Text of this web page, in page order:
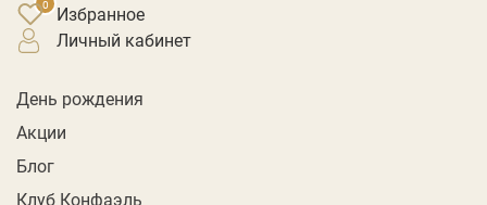
Избранное
личный кабинет
День рождения
Акции
Блог
Клуб Конфаэль